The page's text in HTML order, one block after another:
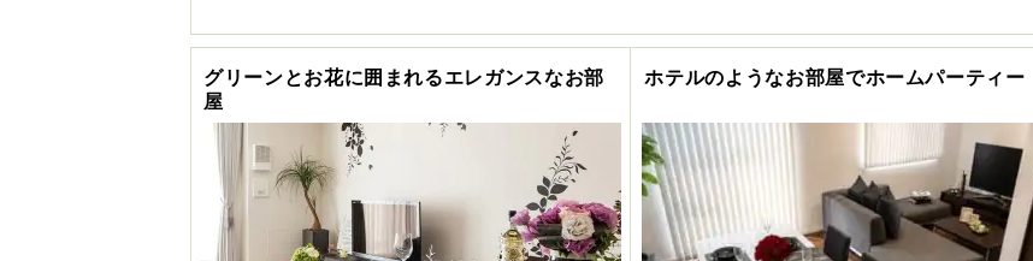
グリーンとお花に囲まれるエレガンスなお部
屋
ホテルのようなお部屋でホームパーティー